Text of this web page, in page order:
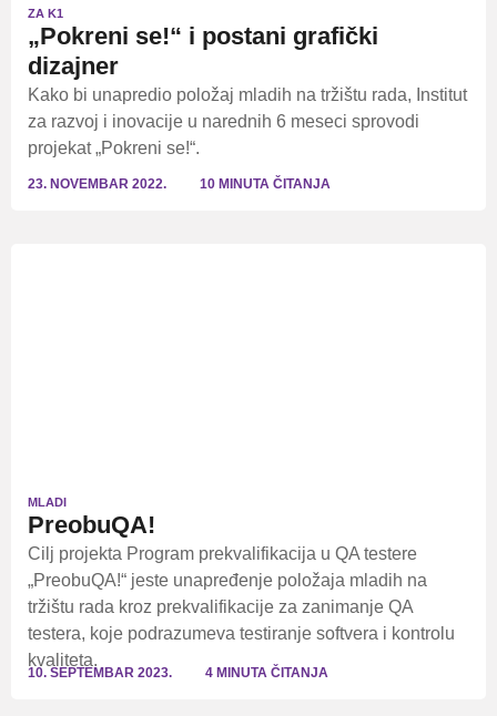
ZA K1
„Pokreni se!“ i postani grafički
dizajner
Kako bi unapredio položaj mladih na tržištu rada, Institut
za razvoj i inovacije u narednih 6 meseci sprovodi
projekat „Pokreni se!“.
23. NOVEMBAR 2022. 10 MINUTA ČITANJA
MLADI
PreobuQA!
Cilj projekta Program prekvalifikacija u QA testere
„PreobuQA!“ jeste unapređenje položaja mladih na
tržištu rada kroz prekvalifikacije za zanimanje QA
testera, koje podrazumeva testiranje softvera i kontrolu
kvaliteta.
10. SEPTEMBAR 2023. 4 MINUTA ČITANJA